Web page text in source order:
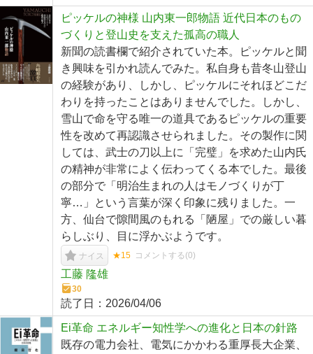
ピッケルの神様 山内東一郎物語 近代日本のもの
づくりと登山史を支えた孤高の職人
新聞の読書欄で紹介されていた本。ピッケルと聞
き興味を引かれ読んでみた。私自身も昔冬山登山
の経験があり、しかし、ピッケルにそれほどこだ
わりを持ったことはありませんでした。しかし、
雪山で命を守る唯一の道具であるピッケルの重要
性を改めて再認識させられました。その製作に関
しては、武士の刀以上に「完璧」を求めた山内氏
の精神が非常によく伝わってくる本でした。最後
の部分で「明治生まれの人はモノづくりが丁
寧…」という言葉が深く印象に残りました。一
方、仙台で隙間風のもれる「陋屋」での厳しい暮
らしぶり、目に浮かぶようです。
ナイス ★15 コメントする(0)
工藤 隆雄
30
読了日： 2026/04/06
Ei革命 エネルギー知性学への進化と日本の針路
既存の電力会社、電気にかかわる重厚長大企業、